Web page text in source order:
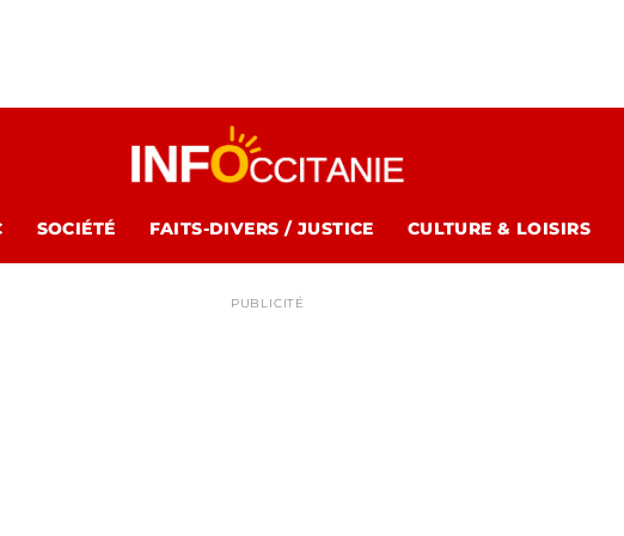
SOCIÉTÉ FAITS-DIVERS / JUSTICE CULTURE & LOISIRS
PUBLICITÉ